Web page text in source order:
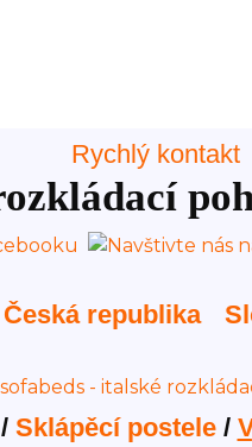
Rychlý kontakt
Česká republika
/ Sklápěcí postele/